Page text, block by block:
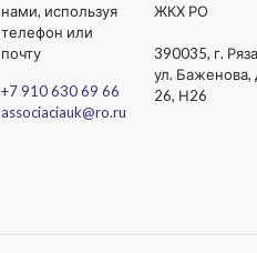
нами, используя
телефон или
почту
+7 910 630 69 66
associaciauk@ro.ru
ЖКХ РО
390035, г.
ул. Баженова,
26, Н26